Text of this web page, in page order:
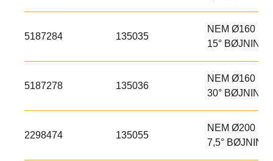
5187284 135035
NEM Ø160
15° BØJNING
5187278 135036
NEM Ø160
30° BØJNING
2298474 135055
NEM Ø200
7,5° BØJNING